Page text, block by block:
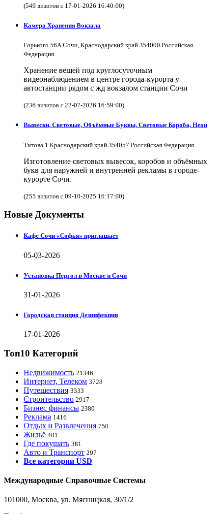
(549 визитов с 17-01-2026 16:40:00)
Камера Хранения Вокзала
Горького 56А Сочи, Краснодарский край 354000 Российская
Федерация
Хранение вещей под круглосуточным
видеонаблюдением в центре города-курорта у
автостанции рядом с жд вокзалом станции Сочи
(236 визитов с 22-07-2026 16:59:00)
Вывески, Световые, Объёмные Буквы, Световые Короба, Неон
Титова 1 Краснодарский край 354057 Российская Федерация
Изготовление световых вывесок, коробов и объёмных
букв для наружней и внутренней рекламы в городе-
курорте Сочи.
(255 визитов с 09-10-2025 16:17:00)
Новые Документы
Кафе Сочи «Софья» приглашает
05-03-2026
Установка Пергол в Москве и Сочи
31-01-2026
Городская станция Дезинфекции
17-01-2026
Топ10 Категорий
Недвижимость 21346
Интернет, Телеком 3728
Путешествия 3333
Строительство 2917
Бизнес финансы 2380
Реклама 1416
Отдых и Развлечения 750
Жильё 401
Где покушать 381
Авто и Транспорт 297
Все категории USD
Международные Справочные Системы
101000, Москва, ул. Мясницкая, 30/1/2